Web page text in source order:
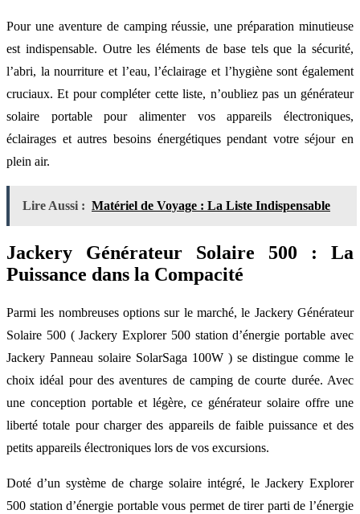
Pour une aventure de camping réussie, une préparation minutieuse
est indispensable. Outre les éléments de base tels que la sécurité,
l’abri, la nourriture et l’eau, l’éclairage et l’hygiène sont également
cruciaux. Et pour compléter cette liste, n’oubliez pas un générateur
solaire portable pour alimenter vos appareils électroniques,
éclairages et autres besoins énergétiques pendant votre séjour en
plein air.
Lire Aussi : Matériel de Voyage : La Liste Indispensable
Jackery Générateur Solaire 500 : La
Puissance dans la Compacité
Parmi les nombreuses options sur le marché, le Jackery Générateur
Solaire 500 ( Jackery Explorer 500 station d’énergie portable avec
Jackery Panneau solaire SolarSaga 100W ) se distingue comme le
choix idéal pour des aventures de camping de courte durée. Avec
une conception portable et légère, ce générateur solaire offre une
liberté totale pour charger des appareils de faible puissance et des
petits appareils électroniques lors de vos excursions.
Doté d’un système de charge solaire intégré, le Jackery Explorer
500 station d’énergie portable vous permet de tirer parti de l’énergie